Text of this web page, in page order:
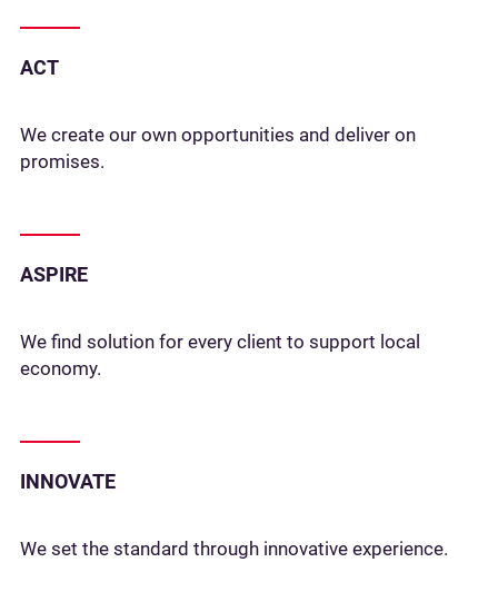
ACT
We create our own opportunities and deliver on
promises.
ASPIRE
We find solution for every client to support local
economy.
INNOVATE
We set the standard through innovative experience.